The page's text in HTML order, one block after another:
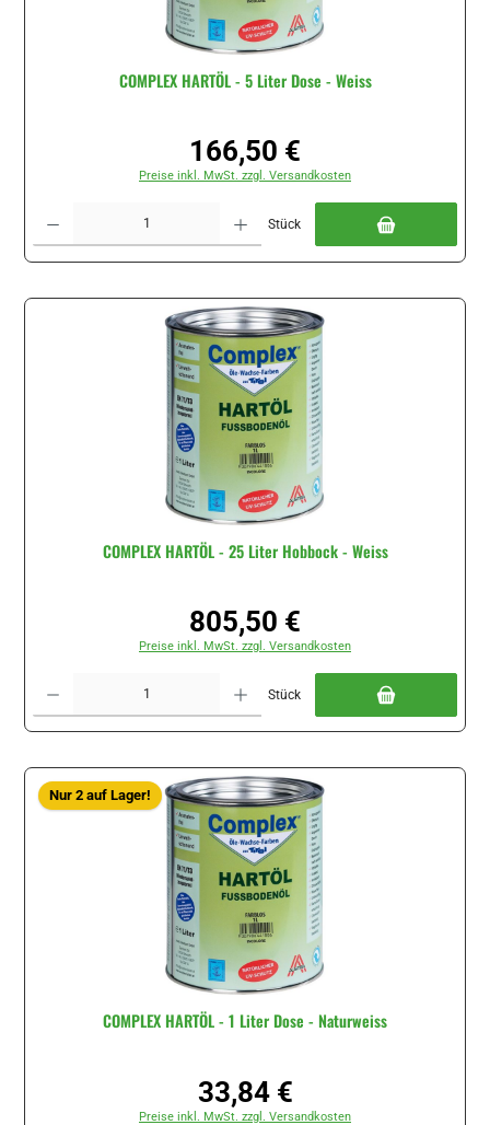
COMPLEX HARTÖL - 5 Liter Dose - Weiss
Regulärer Preis:
166,50 €
Preise inkl. MwSt. zzgl. Versandkosten
Stück
COMPLEX HARTÖL - 25 Liter Hobbock - Weiss
Regulärer Preis:
805,50 €
Preise inkl. MwSt. zzgl. Versandkosten
Stück
Nur 2 auf Lager!
COMPLEX HARTÖL - 1 Liter Dose - Naturweiss
Regulärer Preis:
33,84 €
Preise inkl. MwSt. zzgl. Versandkosten